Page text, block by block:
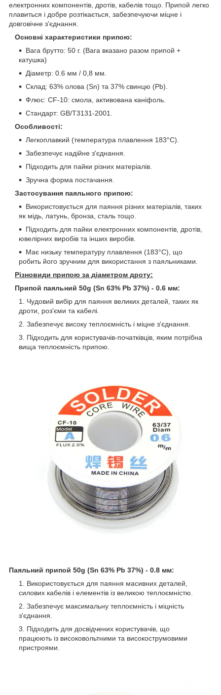
електронних компонентів, дротів, кабелів тощо. Припой легко
плавиться і добре розтікається, забезпечуючи міцне і
довговічне з'єднання.
Основні характеристики припою:
Вага брутто: 50 г. (Вага вказано разом припой +
катушка)
Діаметр: 0.6 мм / 0,8 мм.
Склад: 63% олова (Sn) та 37% свинцю (Pb).
Флюс: CF-10: смола, активована каніфоль.
Стандарт: GB/T3131-2001.
Особливості:
Легкоплавкий (температура плавлення 183°C).
Забезпечує надійне з'єднання.
Підходить для пайки різних матеріалів.
Зручна форма постачання.
Застосування паяльного припою:
Використовується для паяння різних матеріалів, таких
як мідь, латунь, бронза, сталь тощо.
Підходить для пайки електронних компонентів, дротів,
ювелірних виробів та інших виробів.
Має низьку температуру плавлення (183°C), що
робить його зручним для використання з паяльниками.
Різновиди припою за діаметром дроту:
Припой паяльний 50g (Sn 63% Pb 37%) - 0.6 мм:
Чудовий вибір для паяння великих деталей, таких як
дроти, роз'єми та кабелі.
Забезпечує високу теплоємність і міцне з'єднання.
Підходить для користувачів-початківців, яким потрібна
вища теплоємність припою.
Паяльний припой 50g (Sn 63% Pb 37%) - 0.8 мм:
Використовується для паяння масивних деталей,
силових кабелів і елементів із великою теплоємністю.
Забезпечує максимальну теплоємність і міцність
з'єднання.
Підходить для досвідчених користувачів, що
працюють із високовольтними та високострумовими
пристроями.